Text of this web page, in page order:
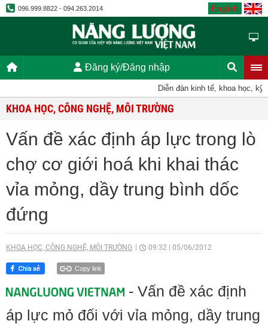
096.999.8822 - 094.263.2014 English
Đăng ký/Đăng nhập
Diễn đàn kinh tế, khoa học, kỹ
KHOA HỌC, CÔNG NGHỆ, MÔI TRƯỜNG
Vấn đề xác định áp lực trong lò
chợ cơ giới hoá khi khai thác
vỉa mỏng, dầy trung bình dốc
đứng
KHOA HỌC, CÔNG NGHỆ, MÔI TRƯỜNG 09:32 05/06/2012
Copy link
- Vấn đề xác định
áp lực mỏ đối với vỉa mỏng, dầy trung